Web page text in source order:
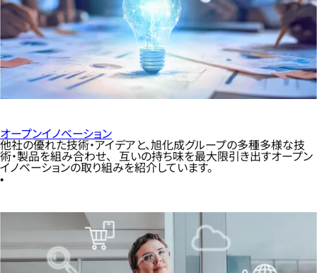
オープンイノベーション
他社の優れた技術・アイデアと、旭化成グループの多種多様な技
術・製品を組み合わせ、 互いの持ち味を最大限引き出すオープン
イノベーションの取り組みを紹介しています。